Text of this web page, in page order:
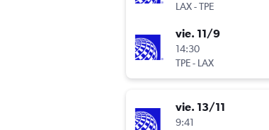
LAX-TPE
vie. 11/9
14:30
TPE- LAX
vie. 13/11
9:41